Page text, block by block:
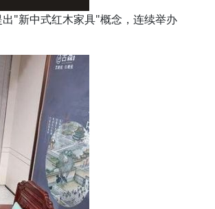
"新中式红木家具"概念，连续举办